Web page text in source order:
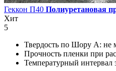
Геккон П40 Полиуретановая
Хит
5
Твердость по Шору А: не
Прочность пленки при
Температурный интервал